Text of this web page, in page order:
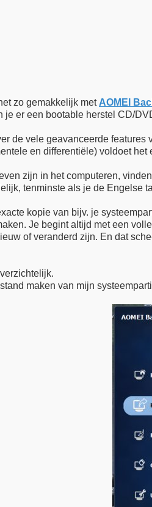
zo gemakkelijk met AOMEI
je er een bootable herstel CD/
de vele geavanceerde
en differentiële) voldoet het
zijn in het computeren,
tenminste als je de Engelse
kopie van bijv. je
Je begint altijd met een
of veranderd zijn. En dat
maken van mijn